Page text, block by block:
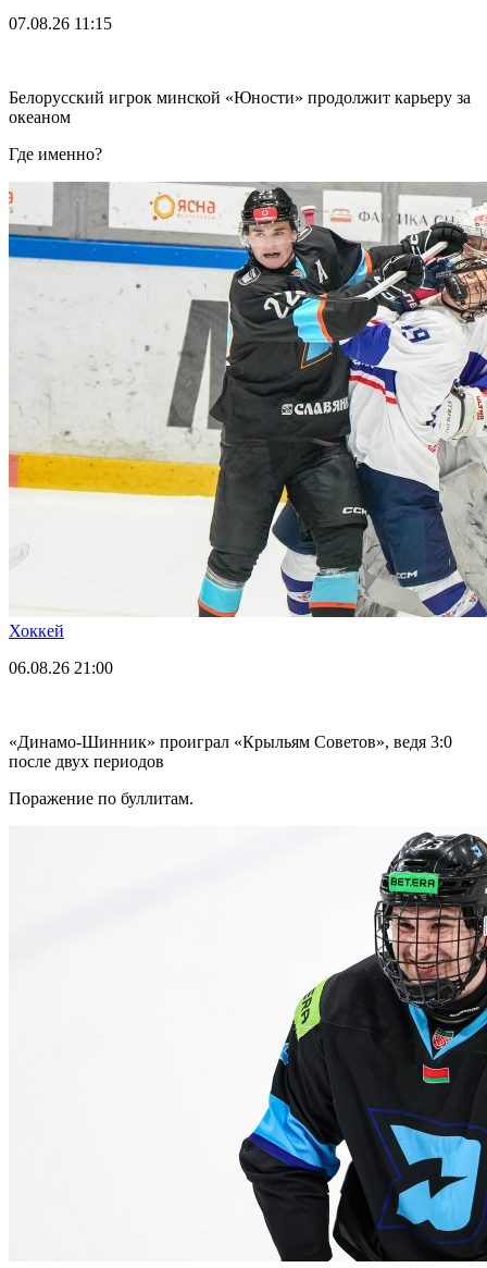
07.08.26 11:15
Белорусский игрок минской «Юности» продолжит карьеру за
океаном
Где именно?
Хоккей
06.08.26 21:00
«Динамо-Шинник» проиграл «Крыльям Советов», ведя 3:0
после двух периодов
Поражение по буллитам.